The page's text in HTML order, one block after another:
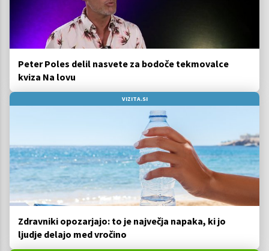
Peter Poles delil nasvete za bodoče tekmovalce
kviza Na lovu
VIZITA.SI
Zdravniki opozarjajo: to je največja napaka, ki jo
ljudje delajo med vročino